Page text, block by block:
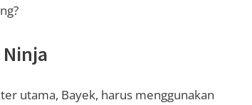
utama, Bayek, harus menggunakan